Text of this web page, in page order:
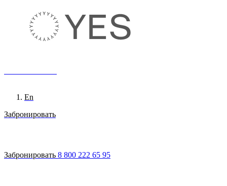
En
Забронировать
Забронировать 8 800 222 65 95